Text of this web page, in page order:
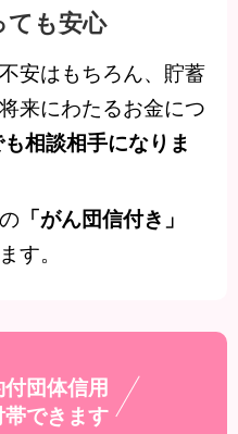
ても安心
安はもちろん、貯蓄
来にわたるお金につ
相談相手になりま
「がん団信付き」
す。
団体信用
できます